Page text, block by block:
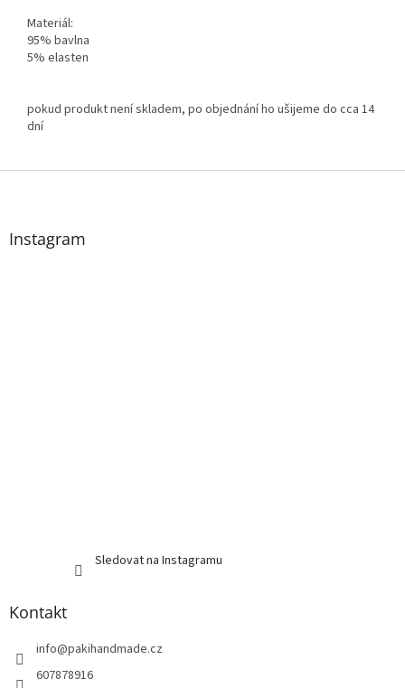
Materiál:
95% bavlna
5% elasten
pokud produkt není skladem, po objednání ho ušijeme do cca 14
dní
Z
Instagram
Sledovat na Instagramu
Kontakt
info@pakihandmade.cz
607878916